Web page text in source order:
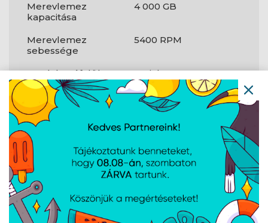
Merevlemez
kapacitása
4 000 GB
Merevlemez
sebessége
5400 RPM
Csatlakozófelület
Serial ATA III
Típus
HDD
Járulékos
komponens
Adattároló
meghajtó puffer
mérete
256 MB
Adatátviteli
sebesség
6 Gbit/s